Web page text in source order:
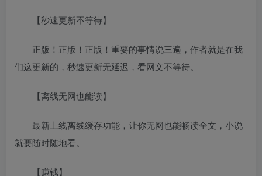
【秒速更新不等待】
正版！正版！正版！重要的事情说三遍，作者就是在我
们这更新的，秒速更新无延迟，看网文不等待。
【离线无网也能读】
最新上线离线缓存功能，让你无网也能畅读全文，小说
就要随时随地看。
【赚钱】